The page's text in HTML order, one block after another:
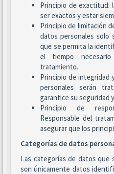
Principio de exactitud:
ser exactos y estar
Principio de limitación
datos personales solo
que se permita la
el tiempo
tratamiento.
Principio de integridad
personales serán
garantice su seguridad
Principio de
Responsable del
asegurar que los
Categorías de datos
Las categorías de datos
son únicamente datos